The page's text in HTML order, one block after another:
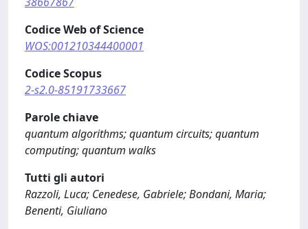
Codice Web of Science
WOS:001210344400001
Codice Scopus
2-s2.0-85191733667
Parole chiave
quantum algorithms; quantum circuits; quantum
computing; quantum walks
Tutti gli autori
Razzoli, Luca; Cenedese, Gabriele; Bondani, Maria;
Benenti, Giuliano